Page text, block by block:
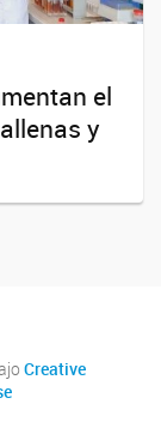
el
y
Creative